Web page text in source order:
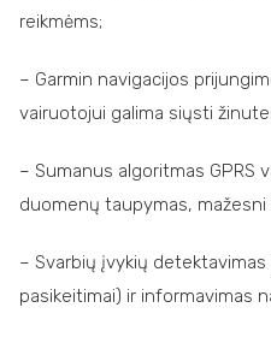
reikmėms;
– Garmin navigacijos
vairuotojui galima siųsti
– Sumanus algoritmas GPRS
duomenų taupymas, mažesni
– Svarbių įvykių
pasikeitimai) ir informavimas